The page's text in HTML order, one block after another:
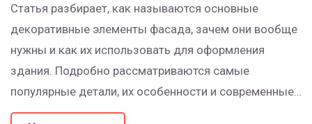
Статья разбирает, как называются основные
декоративные элементы фасада, зачем они вообще
нужны и как их использовать для оформления
здания. Подробно рассматриваются самые
популярные детали, их особенности и современные
материалы. Разъясняются ошибки, которые часто